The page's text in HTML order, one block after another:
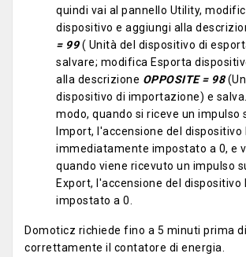
quindi vai al pannello Utility,
dispositivo e aggiungi alla
= 99( Unità del dispositivo di
salvare; modifica Esporta
alla descrizione OPPOSITE = 98
dispositivo di importazione) e
modo, quando si riceve un impulso
Import, l'accensione del dispositivo
immediatamente impostato a 0, e
quando viene ricevuto un impulso
Export, l'accensione del dispositivo
impostato a 0.
Domoticz richiede fino a 5 minuti prima
correttamente il contatore di energia.